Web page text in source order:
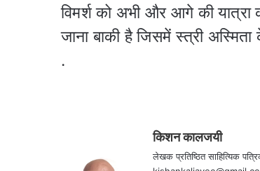
विमर्श को अभी और आगे की यात्रा
जाना बाकी है जिसमें स्त्री
.
किशन कालजयी
लेखक प्रतिष्ठित साहित्यिक